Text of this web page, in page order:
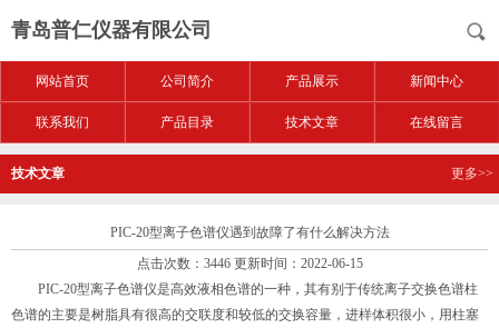
青岛普仁仪器有限公司
网站首页 公司简介 产品展示 新闻中心
联系我们 产品目录 技术文章 在线留言
技术文章 更多>>
PIC-20型离子色谱仪遇到故障了有什么解决方法
点击次数：3446 更新时间：2022-06-15
PIC-20型离子色谱仪是高效液相色谱的一种，其有别于传统离子交换色谱柱
色谱的主要是树脂具有很高的交联度和较低的交换容量，进样体积很小，用柱塞